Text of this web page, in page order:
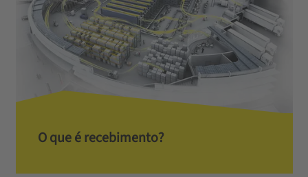
O que é recebimento?